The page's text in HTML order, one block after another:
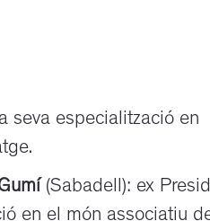
seva especialització en
(Sabadell): ex
en el món associatiu